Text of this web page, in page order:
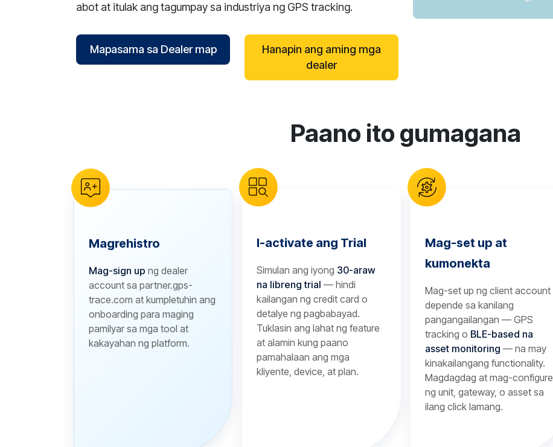
abot at itulak ang tagumpay sa industriya ng GPS tracking.
Mapasama sa Dealer map
Hanapin ang aming mga
dealer
Paano ito gumagana
Magrehistro
Mag-sign up ng dealer
account sa partner.gps-
trace.com at kumpletuhin ang
onboarding para maging
pamilyar sa mga tool at
kakayahan ng platform.
I-activate ang Trial
Simulan ang iyong 30-araw
na libreng trial — hindi
kailangan ng credit card o
detalye ng pagbabayad.
Tuklasin ang lahat ng feature
at alamin kung paano
pamahalaan ang mga
kliyente, device, at plan.
Mag-set up at
kumonekta
Mag-set up ng client account
depende sa kanilang
pangangailangan — GPS
tracking o BLE-based na
asset monitoring — na may
kinakailangang functionality.
Magdagdag at mag-configure
ng unit, gateway, o asset sa
ilang click lamang.